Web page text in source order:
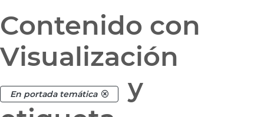
Contenido con
Visualización
En portada temática
y